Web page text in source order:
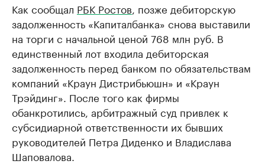
Как сообщал РБК Ростов , позже дебиторскую
задолженность «Капиталбанка» снова выставили
на торги с начальной ценой 768 млн руб. В
единственный лот входила дебиторская
задолженность перед банком по обязательствам
компаний «Краун Дистрибьюшн» и «Краун
Трэйдинг». После того как фирмы
обанкротились, арбитражный суд привлек к
субсидиарной ответственности их бывших
руководителей Петра Диденко и Владислава
Шаповалова.